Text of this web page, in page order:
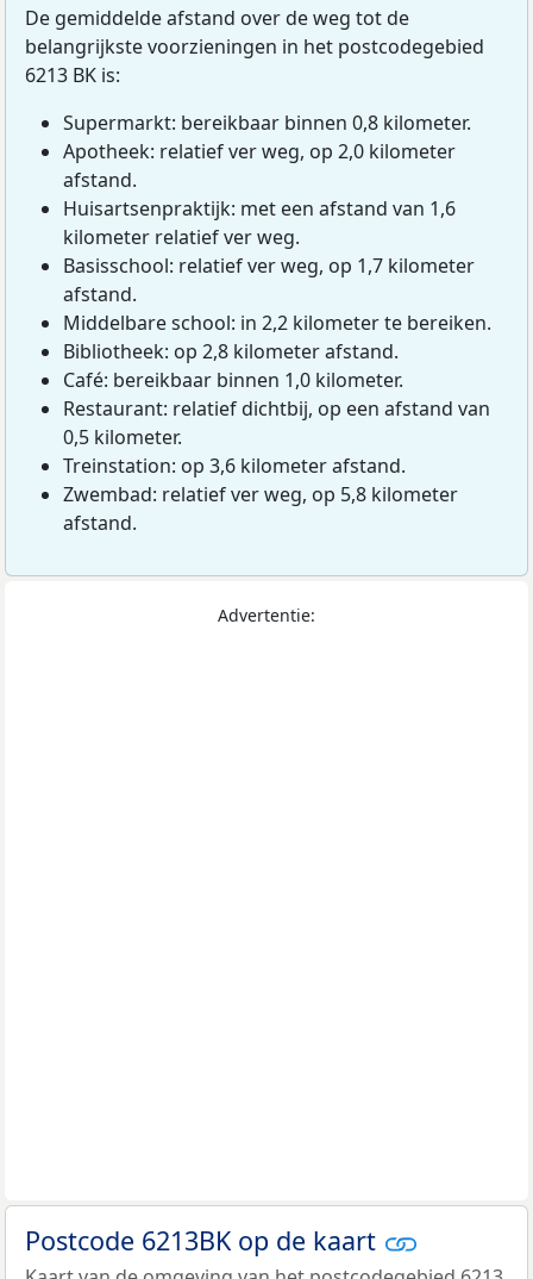
De gemiddelde afstand over de weg tot de
belangrijkste voorzieningen in het postcodegebied
6213 BK is:
Supermarkt: bereikbaar binnen 0,8 kilometer.
Apotheek: relatief ver weg, op 2,0 kilometer
afstand.
Huisartsenpraktijk: met een afstand van 1,6
kilometer relatief ver weg.
Basisschool: relatief ver weg, op 1,7 kilometer
afstand.
Middelbare school: in 2,2 kilometer te bereiken.
Bibliotheek: op 2,8 kilometer afstand.
Café: bereikbaar binnen 1,0 kilometer.
Restaurant: relatief dichtbij, op een afstand van
0,5 kilometer.
Treinstation: op 3,6 kilometer afstand.
Zwembad: relatief ver weg, op 5,8 kilometer
afstand.
Advertentie:
Postcode 6213BK op de kaart